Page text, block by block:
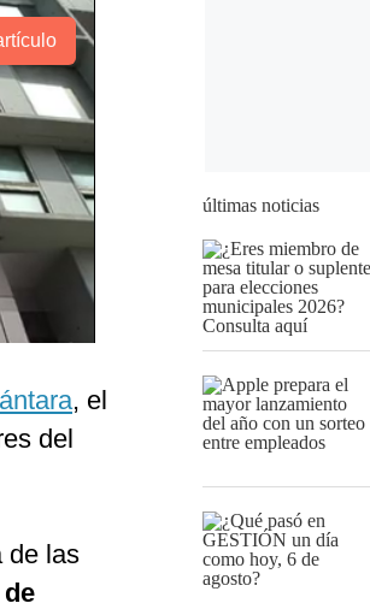
, el
del
de las
últimas noticias